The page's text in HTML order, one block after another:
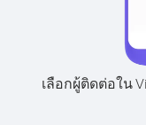
เลือกผู้ติดต่อใน